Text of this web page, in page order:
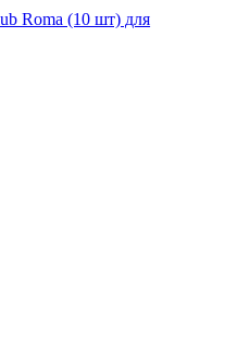
Roma (10 шт) для